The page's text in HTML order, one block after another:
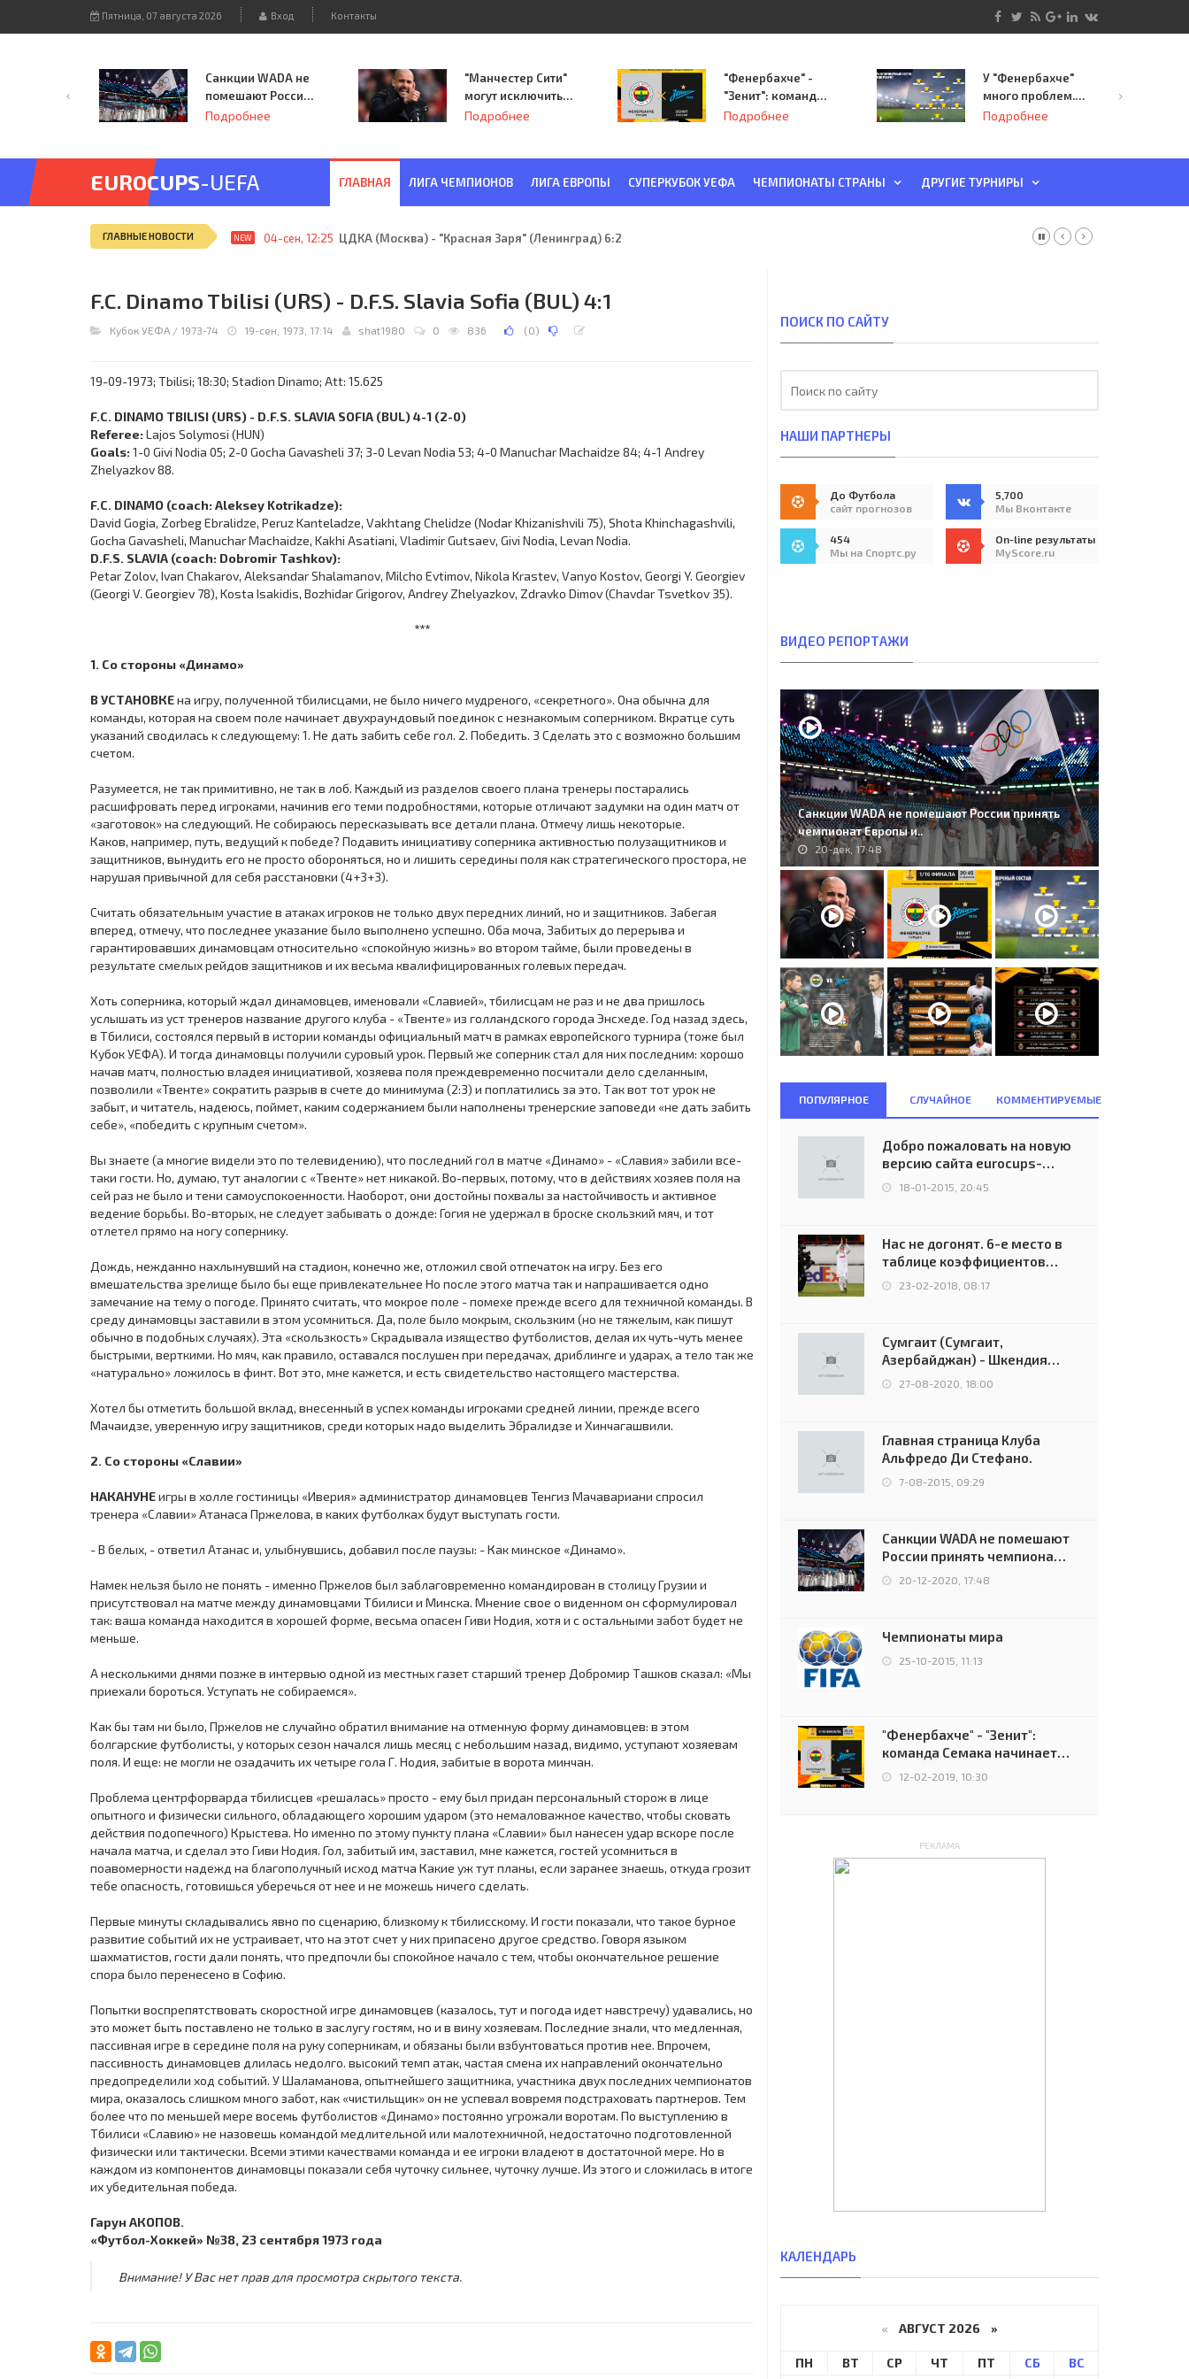
Пятница, 07 августа 2026 Вход Контакты
Санкции WADA не
помешают России
принять
Подробнее
"Манчестер Сити"
могут исключить
из Лиги
Подробнее
"Фенербахче" -
"Зенит": команда
Семака начинает
Подробнее
У "Фенербахче"
много проблем.
Но он опасен для
Подробнее
EUROCUPS-UEFA ГЛАВНАЯ ЛИГА ЧЕМПИОНОВ ЛИГА ЕВРОПЫ СУПЕРКУБОК УЕФА ЧЕМПИОНАТЫ СТРАНЫ ДРУГИЕ ТУРНИРЫ
ГЛАВНЫЕ НОВОСТИ NEW 04-сен, 12:25 ЦДКА (Москва) - "Красная Заря" (Ленинград) 6:2
F.C. Dinamo Tbilisi (URS) - D.F.S. Slavia Sofia (BUL) 4:1
Кубок УЕФА / 1973-74 19-сен, 1973, 17:14 shat1980 0 836 (0)
19-09-1973; Tbilisi; 18:30; Stadion Dinamo; Att: 15.625
F.C. DINAMO TBILISI (URS) - D.F.S. SLAVIA SOFIA (BUL) 4-1 (2-0)
Referee: Lajos Solymosi (HUN)
Goals: 1-0 Givi Nodia 05; 2-0 Gocha Gavasheli 37; 3-0 Levan Nodia 53; 4-0 Manuchar Machaidze 84; 4-1 Andrey
Zhelyazkov 88.
F.C. DINAMO (coach: Aleksey Kotrikadze):
David Gogia, Zorbeg Ebralidze, Peruz Kanteladze, Vakhtang Chelidze (Nodar Khizanishvili 75), Shota Khinchagashvili,
Gocha Gavasheli, Manuchar Machaidze, Kakhi Asatiani, Vladimir Gutsaev, Givi Nodia, Levan Nodia.
D.F.S. SLAVIA (coach: Dobromir Tashkov):
Petar Zolov, Ivan Chakarov, Aleksandar Shalamanov, Milcho Evtimov, Nikola Krastev, Vanyo Kostov, Georgi Y. Georgiev
(Georgi V. Georgiev 78), Kosta Isakidis, Bozhidar Grigorov, Andrey Zhelyazkov, Zdravko Dimov (Chavdar Tsvetkov 35).
***
1. Со стороны «Динамо»
В УСТАНОВКЕна игру, полученной тбилисцами, не было ничего мудреного, «секретного». Она обычна для
команды, которая на своем поле начинает двухраундовый поединок с незнакомым соперником. Вкратце суть
указаний сводилась к следующему: 1. Не дать забить себе гол. 2. Победить. 3 Сделать это с возможно большим
счетом.
Разумеется, не так примитивно, не так в лоб. Каждый из разделов своего плана тренеры постарались
расшифровать перед игроками, начинив его теми подробностями, которые отличают задумки на один матч от
«заготовок» на следующий. Не собираюсь пересказывать все детали плана. Отмечу лишь некоторые.
Каков, например, путь, ведущий к победе? Подавить инициативу соперника активностью полузащитников и
защитников, вынудить его не просто обороняться, но и лишить середины поля как стратегического простора, не
нарушая привычной для себя расстановки (4+3+3).
Считать обязательным участие в атаках игроков не только двух передних линий, но и защитников. Забегая
вперед, отмечу, что последнее указание было выполнено успешно. Оба моча, Забитых до перерыва и
гарантировавших динамовцам относительно «спокойную жизнь» во втором тайме, были проведены в
результате смелых рейдов защитников и их весьма квалифицированных голевых передач.
Хоть соперника, который ждал динамовцев, именовали «Славией», тбилисцам не раз и не два пришлось
услышать из уст тренеров название другого клуба - «Твенте» из голландского города Энсхеде. Год назад здесь,
в Тбилиси, состоялся первый в истории команды официальный матч в рамках европейского турнира (тоже был
Кубок УЕФА). И тогда динамовцы получили суровый урок. Первый же соперник стал для них последним: хорошо
начав матч, полностью владея инициативой, хозяева поля преждевременно посчитали дело сделанным,
позволили «Твенте» сократить разрыв в счете до минимума (2:3) и поплатились за это. Так вот тот урок не
забыт, и читатель, надеюсь, поймет, каким содержанием были наполнены тренерские заповеди «не дать забить
себе», «победить с крупным счетом».
Вы знаете (а многие видели это по телевидению), что последний гол в матче «Динамо» - «Славия» забили все-
таки гости. Но, думаю, тут аналогии с «Твенте» нет никакой. Во-первых, потому, что в действиях хозяев поля на
сей раз не было и тени самоуспокоенности. Наоборот, они достойны похвалы за настойчивость и активное
ведение борьбы. Во-вторых, не следует забывать о дожде: Гогия не удержал в броске скользкий мяч, и тот
отлетел прямо на ногу сопернику.
Дождь, нежданно нахлынувший на стадион, конечно же, отложил свой отпечаток на игру. Без его
вмешательства зрелище было бы еще привлекательнее Но после этого матча так и напрашивается одно
замечание на тему о погоде. Принято считать, что мокрое поле - помехе прежде всего для техничной команды. В
среду динамовцы заставили в этом усомниться. Да, поле было мокрым, скользким (но не тяжелым, как пишут
обычно в подобных случаях). Эта «скользкость» Скрадывала изящество футболистов, делая их чуть-чуть менее
быстрыми, верткими. Но мяч, как правило, оставался послушен при передачах, дриблинге и ударах, а тело так же
«натурально» ложилось в финт. Вот это, мне кажется, и есть свидетельство настоящего мастерства.
Хотел бы отметить большой вклад, внесенный в успех команды игроками средней линии, прежде всего
Мачаидзе, уверенную игру защитников, среди которых надо выделить Эбралидзе и Хинчагашвили.
2. Со стороны «Славии»
НАКАНУНЕигры в холле гостиницы «Иверия» администратор динамовцев Тенгиз Мачавариани спросил
тренера «Славии» Атанаса Пржелова, в каких футболках будут выступать гости.
- В белых, - ответил Атанас и, улыбнувшись, добавил после паузы: - Как минское «Динамо».
Намек нельзя было не понять - именно Пржелов был заблаговременно командирован в столицу Грузии и
присутствовал на матче между динамовцами Тбилиси и Минска. Мнение свое о виденном он сформулировал
так: ваша команда находится в хорошей форме, весьма опасен Гиви Нодия, хотя и с остальными забот будет не
меньше.
А несколькими днями позже в интервью одной из местных газет старший тренер Добромир Ташков сказал: «Мы
приехали бороться. Уступать не собираемся».
Как бы там ни было, Пржелов не случайно обратил внимание на отменную форму динамовцев: в этом
болгарские футболисты, у которых сезон начался лишь месяц с небольшим назад, видимо, уступают хозяевам
поля. И еще: не могли не озадачить их четыре гола Г. Нодия, забитые в ворота минчан.
Проблема центрфорварда тбилисцев «решалась» просто - ему был придан персональный сторож в лице
опытного и физически сильного, обладающего хорошим ударом (это немаловажное качество, чтобы сковать
действия подопечного) Крыстева. Но именно по этому пункту плана «Славии» был нанесен удар вскоре после
начала матча, и сделал это Гиви Нодия. Гол, забитый им, заставил, мне кажется, гостей усомниться в
поавомерности надежд на благополучный исход матча Какие уж тут планы, если заранее знаешь, откуда грозит
тебе опасность, готовишься уберечься от нее и не можешь ничего сделать.
Первые минуты складывались явно по сценарию, близкому к тбилисскому. И гости показали, что такое бурное
развитие событий их не устраивает, что на этот счет у них припасено другое средство. Говоря языком
шахматистов, гости дали понять, что предпочли бы спокойное начало с тем, чтобы окончательное решение
спора было перенесено в Софию.
Попытки воспрепятствовать скоростной игре динамовцев (казалось, тут и погода идет навстречу) удавались, но
это может быть поставлено не только в заслугу гостям, но и в вину хозяевам. Последние знали, что медленная,
пассивная игре в середине поля на руку соперникам, и обязаны были взбунтоваться против нее. Впрочем,
пассивность динамовцев длилась недолго. высокий темп атак, частая смена их направлений окончательно
предопределили ход событий. У Шаламанова, опытнейшего защитника, участника двух последних чемпионатов
мира, оказалось слишком много забот, как «чистильщик» он не успевал вовремя подстраховать партнеров. Тем
более что по меньшей мере восемь футболистов «Динамо» постоянно угрожали воротам. По выступлению в
Тбилиси «Славию» не назовешь командой медлительной или малотехничной, недостаточно подготовленной
физически или тактически. Всеми этими качествами команда и ее игроки владеют в достаточной мере. Но в
каждом из компонентов динамовцы показали себя чуточку сильнее, чуточку лучше. Из этого и сложилась в итоге
их убедительная победа.
Гарун АКОПОВ.
«Футбол-Хоккей» №38, 23 сентября 1973 года
Внимание! У Вас нет прав для просмотра скрытого текста.
ПОИСК ПО САЙТУ
НАШИ ПАРТНЕРЫ
До Футбола
сайт прогнозов
5,700
Мы Вконтакте
454
Мы на Спортс.ру
On-line результаты
MyScore.ru
ВИДЕО РЕПОРТАЖИ
Санкции WADA не помешают России принять
чемпионат Европы и..
20-дек, 17:48
ПОПУЛЯРНОЕ СЛУЧАЙНОЕ КОММЕНТИРУЕМЫЕ
Добро пожаловать на новую
версию сайта eurocups-
uefa.ru
18-01-2015, 20:45
Нас не догонят. 6-е место в
таблице коэффициентов
УЕФА остаётся за Россией
23-02-2018, 08:17
Сумгаит (Сумгаит,
Азербайджан) - Шкендия
(Тетово, Северная
Македония) - 0:2 (0:0)
27-08-2020, 18:00
Главная страница Клуба
Альфредо Ди Стефано.
7-08-2015, 09:29
Санкции WADA не помешают
России принять чемпионат
Европы и финал Лиги
чемпионов.
20-12-2020, 17:48
Чемпионаты мира
25-10-2015, 11:13
"Фенербахче" - "Зенит":
команда Семака начинает
путь в плей-офф Лиги
12-02-2019, 10:30
РЕКЛАМА
КАЛЕНДАРЬ
« АВГУСТ 2026 »
ПН ВТ СР ЧТ ПТ СБ
ВС